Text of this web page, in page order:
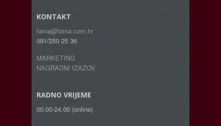
KONTAKT
fama@fama.com.hr
091/250 25 36
MARKETING
NAGRADNI IZAZOV
RADNO VRIJEME
00.00-24.00 (online)